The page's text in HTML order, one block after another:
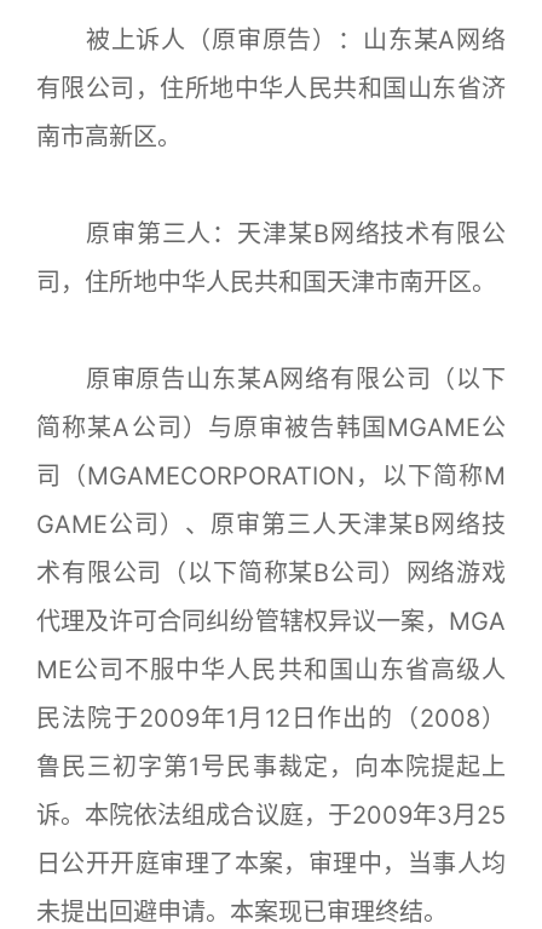
被上诉人（原审原告）：山东某A网络
有限公司，住所地中华人民共和国山东省济
南市高新区。
原审第三人：天津某B网络技术有限公
司，住所地中华人民共和国天津市南开区。
原审原告山东某A网络有限公司（以下
简称某A公司）与原审被告韩国MGAME公
司（MGAMECORPORATION，以下简称M
GAME公司）、原审第三人天津某B网络技
术有限公司（以下简称某B公司）网络游戏
代理及许可合同纠纷管辖权异议一案，MGA
ME公司不服中华人民共和国山东省高级人
民法院于2009年1月12日作出的（2008）
鲁民三初字第1号民事裁定，向本院提起上
诉。本院依法组成合议庭，于2009年3月25
日公开开庭审理了本案，审理中，当事人均
未提出回避申请。本案现已审理终结。